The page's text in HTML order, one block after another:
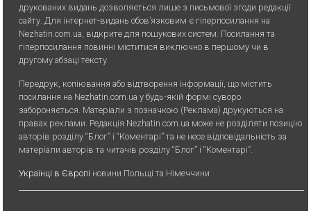
друкованих видань дозволяється лише з письмової згоди редакції
сайту. Для iнтернет-видань обов’язковим є гiперпосилання на
Nezhatin.com.ua, відкрите для пошукових систем. Посилання та
гіперпосилання повинні міститися виключно в першому чи в
другому абзаці тексту.
Передрук, копiювання або вiдтворення iнформацiї, що мiстить
посилання на Nezhatin.com.ua у будь-якiй формi суворо
забороняється. Матеріали з позначкою (Реклама) друкуються на
правах реклами. Редакція Nezhatin.com.ua може не розділяти позицію
авторів розділу “Блог” і “Коментарі” та не несе відповідальність за
матеріали авторів та читачів розділу “Блог” і “Коментарі”.
Українці в Європі новини Польщі та Німеччини